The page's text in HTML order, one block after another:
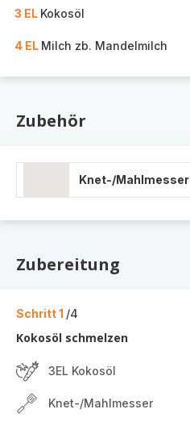
3 EL Kokosöl
4 EL Milch zb. Mandelmilch
Zubehör
Knet-/Mahlmesser
Zubereitung
Schritt 1 /4
Kokosöl schmelzen
3EL Kokosöl
Knet-/Mahlmesser